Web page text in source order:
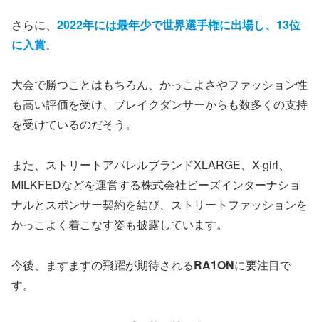
さらに、 2022年には最年少で世界選手権に出場し、13位
に入賞。
大会で勝つことはもちろん、かっこよさやファッション性
も高い評価を受け、ブレイクダンサーからも数多くの支持
を受けているのだそう。
また、ストリートアパレルブランドXLARGE、X-girl、
MILKFEDなどを運営する株式会社ビーズインターナショ
ナルとスポンサー契約を結び、ストリートファッションを
かっこよく着こなす姿も披露しています。
今後、ますますの飛躍が期待されるRA1ONに要注目で
す。